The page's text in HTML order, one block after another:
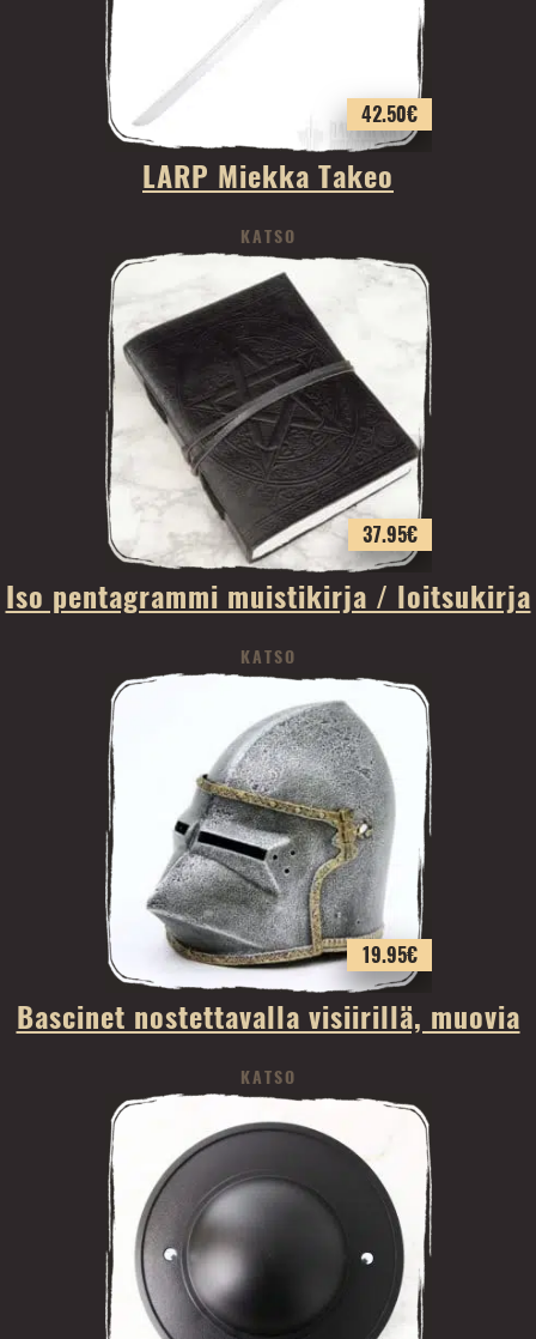
42.50€
LARP Miekka Takeo
KATSO
37.95€
Iso pentagrammi muistikirja / loitsukirja
KATSO
19.95€
Bascinet nostettavalla visiirillä, muovia
KATSO